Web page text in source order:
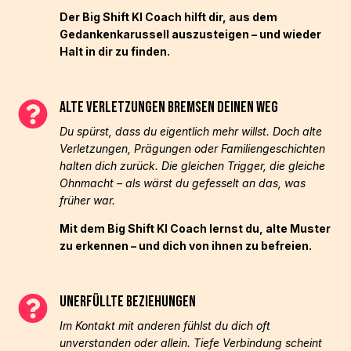
Der Big Shift KI Coach hilft dir, aus dem
Gedankenkarussell auszusteigen – und wieder
Halt in dir zu finden.
 Alte Verletzungen bremsen deinen Weg
Du spürst, dass du eigentlich mehr willst. Doch alte
Verletzungen, Prägungen oder Familiengeschichten
halten dich zurück. Die gleichen Trigger, die gleiche
Ohnmacht – als wärst du gefesselt an das, was
früher war.
Mit dem Big Shift KI Coach lernst du, alte Muster
zu erkennen – und dich von ihnen zu befreien.
 Unerfüllte Beziehungen
Im Kontakt mit anderen fühlst du dich oft
unverstanden oder allein. Tiefe Verbindung scheint